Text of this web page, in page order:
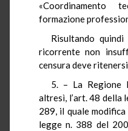
«Coordinamento
formazione
Risultando quindi
ricorrente non
censura deve
5. – La Regione
altresì, l’art. 48 della
289, il quale
legge n. 388 del